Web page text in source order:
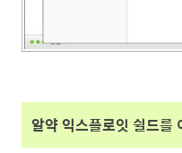
알약 익스플로잇 쉴드를